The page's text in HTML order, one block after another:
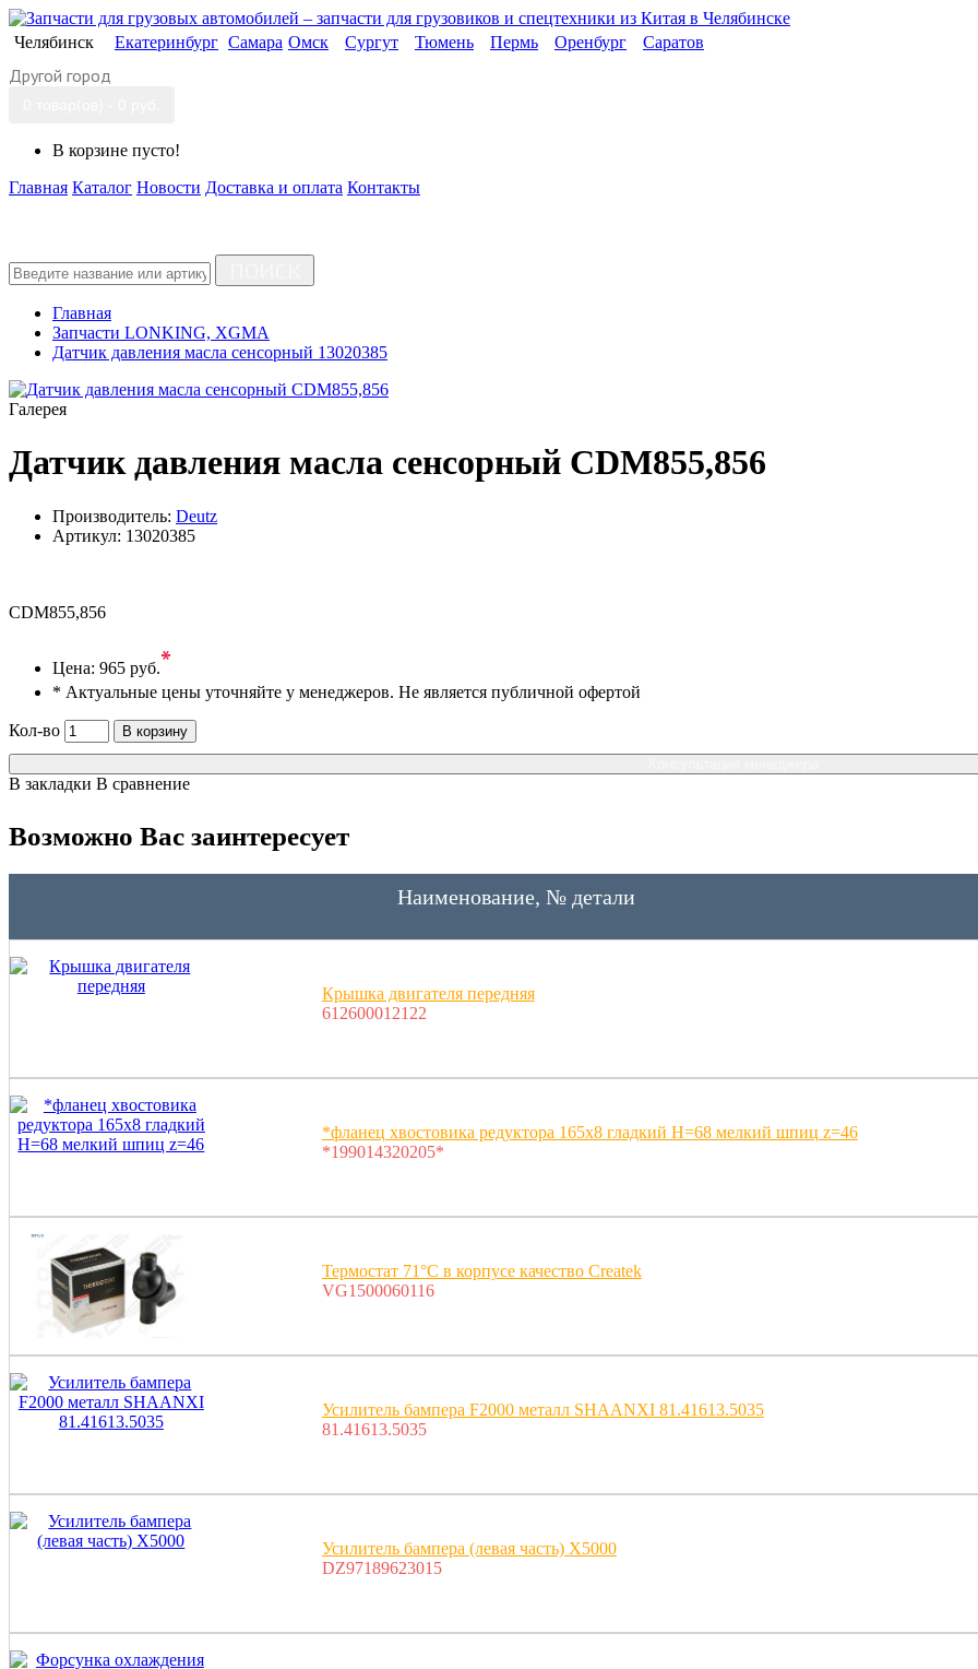
Челябинск Екатеринбург Самара Омск Сургут Тюмень Пермь Оренбург Саратов
Другой город
В корзине пусто!
Главная Каталог Новости Доставка и оплата Контакты
Главная
Запчасти LONKING, XGMA
Датчик давления масла сенсорный 13020385
Галерея
Датчик давления масла сенсорный CDM855,856
Производитель: Deutz
Артикул: 13020385
CDM855,856
Цена: 965 руб.*
* Актуальные цены уточняйте у менеджеров. Не является публичной офертой
Кол-во
В корзину
В закладки В сравнение
Возможно Вас заинтересует
Наименование, № детали
Крышка двигателя передняя
612600012122
*фланец хвостовика редуктора 165x8 гладкий H=68 мелкий шпиц z=46
*199014320205*
Термостат 71°С в корпусе качество Createk
VG1500060116
Усилитель бампера F2000 металл SHAANXI 81.41613.5035
81.41613.5035
Усилитель бампера (левая часть) Х5000
DZ97189623015